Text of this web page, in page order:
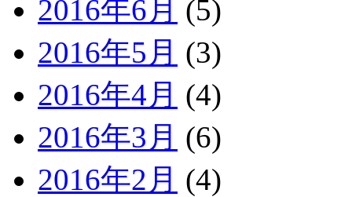
2016年6月 (5)
2016年5月 (3)
2016年4月 (4)
2016年3月 (6)
2016年2月 (4)